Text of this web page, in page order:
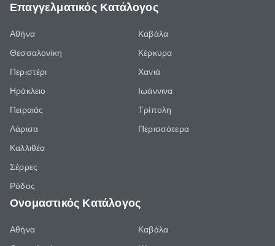
Επαγγελματικός Κατάλογος
Αθήνα
Θεσσαλονίκη
Περιστέρι
Ηράκλειο
Πειραιάς
Λάρισα
Καλλιθέα
Σέρρες
Ρόδος
Καβάλα
Κέρκυρα
Χανιά
Ιωάννινα
Τρίπολη
Περισσότερα
Ονομαστικός Κατάλογος
Αθήνα
Καβάλα